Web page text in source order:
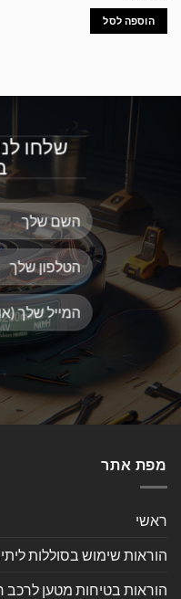
הוספה לסל
שלחו
מפת אתר
ראשי
הוראות שימוש בסוללות
הוראות בטיחות מטען לרכב